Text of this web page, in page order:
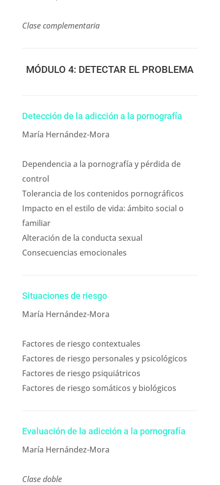
Clase complementaria
MÓDULO 4: DETECTAR EL PROBLEMA
Detección de la adicción a la pornografía
María Hernández-Mora
Dependencia a la pornografía y pérdida de
control
Tolerancia de los contenidos pornográficos
Impacto en el estilo de vida: ámbito social o
familiar
Alteración de la conducta sexual
Consecuencias emocionales
Situaciones de riesgo
María Hernández-Mora
Factores de riesgo contextuales
Factores de riesgo personales y psicológicos
Factores de riesgo psiquiátricos
Factores de riesgo somáticos y biológicos
Evaluación de la adicción a la pornografía
María Hernández-Mora
Clase doble